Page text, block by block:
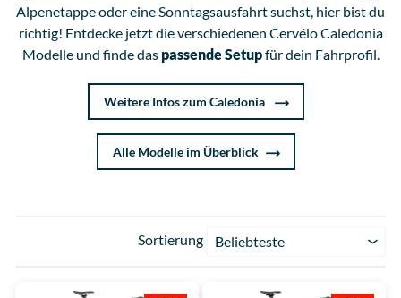
Alpenetappe oder eine Sonntagsausfahrt suchst, hier bist du
richtig! Entdecke jetzt die verschiedenen Cervélo Caledonia
Modelle und finde daspassende Setupfür dein Fahrprofil.
Weitere Infos zum Caledonia
Alle Modelle im Überblick
Sortierung Beliebteste